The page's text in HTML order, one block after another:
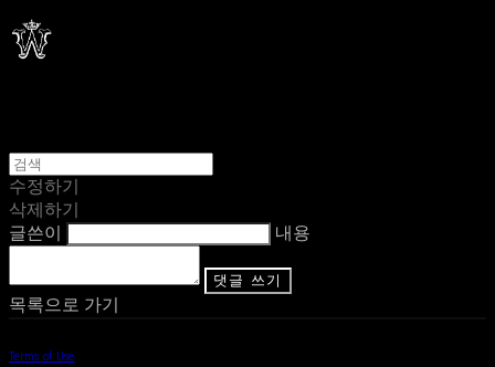
수정하기
삭제하기
글쓴이
내용
댓글 쓰기
목록으로 가기
Terms of Use